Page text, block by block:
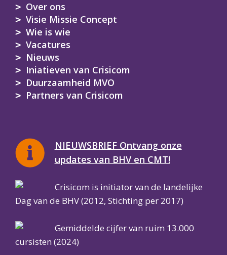
Over ons
Visie Missie Concept
Wie is wie
Vacatures
Nieuws
Iniatieven van Crisicom
Duurzaamheid MVO
Partners van Crisicom
NIEUWSBRIEF Ontvang onze
updates van BHV en CMT!
Crisicom is initiator van de landelijke
Dag van de BHV (2012, Stichting per 2017)
Gemiddelde cijfer van ruim 13.000
cursisten (2024)